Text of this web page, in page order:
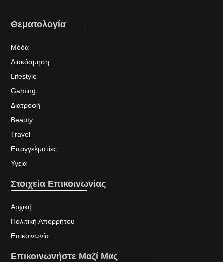
Θεματολογία
Μόδα
Διακόσμηση
Lifestyle
Gaming
Διατροφή
Beauty
Travel
Επαγγελματίες
Υγεία
Στοιχεία Επικοινωνίας
Αρχική
Πολιτική Απορρήτου
Επικοινωνία
Επικοινωνήστε Μαζί Μας